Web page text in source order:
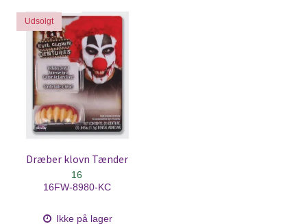
Udsolgt
Dræber klovn Tænder
16
16FW-8980-KC
Ikke på lager